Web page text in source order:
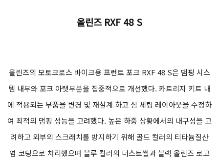
올린즈 RXF 48 S
올린즈의 모토크로스 바이크용 프런트 포크 RXF 48 S은 댐핑 시스
템 내부와 포크 아랫부분을 집중적으로 개선했다. 카트리지 키트 내
에 적용되는 부품을 변경 및 재설계 하고 심 세팅 레이아웃을 수정하
여 최적의 댐핑 성능을 고려했다. 높은 하중 상황에서의 내구성을 고
려하고 외부의 스크래치를 방지하기 위해 골드 컬러의 티타늄질산
염 코팅으로 처리했으며 블루 컬러의 더스트씰과 블랙 올린즈 로고